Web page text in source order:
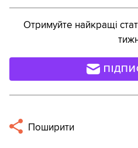
Отримуйте найкращі
Поширити